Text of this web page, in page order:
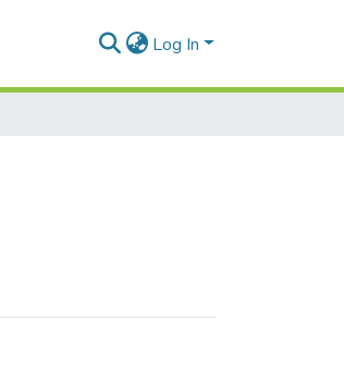
Log In